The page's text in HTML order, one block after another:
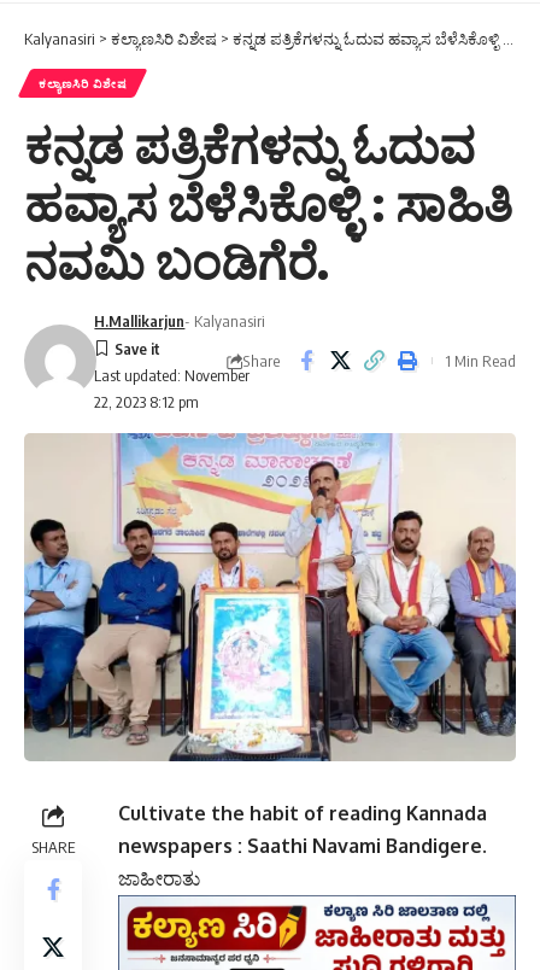
Kalyanasiri > ಕಲ್ಯಾಣಸಿರಿ ವಿಶೇಷ > ಕನ್ನಡ ಪತ್ರಿಕೆಗಳನ್ನು ಓದುವ ಹವ್ಯಾಸ ಬೆಳೆಸಿಕೊಳ್ಳಿ : ಸಾಹಿತಿ ನವಮಿ ಬಂಡಿಗೆರೆ.
ಕಲ್ಯಾಣಸಿರಿ ವಿಶೇಷ
ಕನ್ನಡ ಪತ್ರಿಕೆಗಳನ್ನು ಓದುವ
ಹವ್ಯಾಸ ಬೆಳೆಸಿಕೊಳ್ಳಿ : ಸಾಹಿತಿ
ನವಮಿ ಬಂಡಿಗೆರೆ.
Last updated: November
22, 2023 8:12 pm
H.Mallikarjun- Kalyanasiri
Share 1 Min Read
SHARE
Cultivate the habit of reading Kannada
newspapers : Saathi Navami Bandigere.
ಜಾಹೀರಾತು